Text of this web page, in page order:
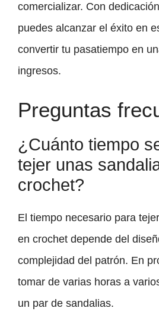
comercializar. Con
puedes alcanzar el éxito en
convertir tu pasatiempo en
ingresos.
Preguntas
¿Cuánto tiempo
tejer unas
crochet?
El tiempo necesario para
en crochet depende del
complejidad del patrón. En
tomar de varias horas a
un par de sandalias.